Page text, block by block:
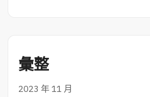
彙整
2023 年 11 月